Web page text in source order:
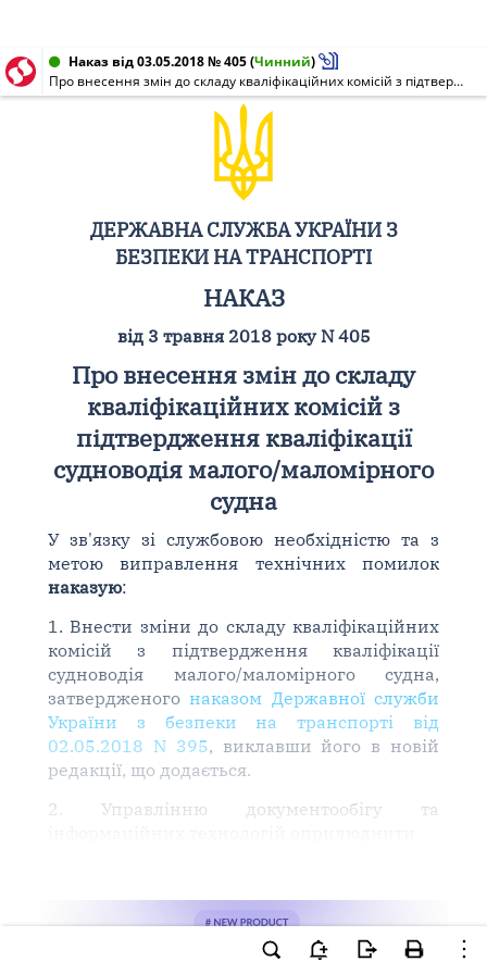
Наказ від 03.05.2018 № 405(Чинний)
Про внесення змін до складу кваліфікаційних комісій з підтвердження кваліфікації судноводія малого/маломірного судна
ДЕРЖАВНА СЛУЖБА УКРАЇНИ З
БЕЗПЕКИ НА ТРАНСПОРТІ
НАКАЗ
від 3 травня 2018 року N 405
Про внесення змін до складу
кваліфікаційних комісій з
підтвердження кваліфікації
судноводія малого/маломірного
судна
У зв'язку зі службовою необхідністю та з
метою виправлення технічних помилок
наказую:
1. Внести зміни до складу кваліфікаційних
комісій з підтвердження кваліфікації
судноводія малого/маломірного судна,
затвердженогонаказом Державної служби
України з безпеки на транспорті від
02.05.2018 N 395, виклавши його в новій
редакції, що додається.
2. Управлінню документообігу та